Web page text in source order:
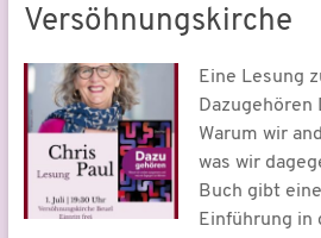
Versöhnungskirche
Eine Lesung
Dazugehören
Warum wir
was wir
Buch gibt
Einführung